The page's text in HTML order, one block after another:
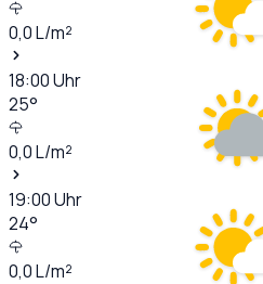
0,0L/m²
18:00Uhr
25°
0,0L/m²
19:00Uhr
24°
0,0L/m²